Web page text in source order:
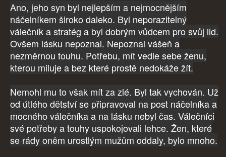
Ano, jeho syn byl nejlepším a nejmocnějším
náčelníkem široko daleko. Byl neporazitelný
válečník a stratég a byl dobrým vůdcem pro svůj lid.
Ovšem lásku nepoznal. Nepoznal vášeň a
nezměrnou touhu. Potřebu, mít vedle sebe ženu,
kterou miluje a bez které prostě nedokáže žít.
Nemohl mu to však mít za zlé. Byl tak vychován. Už
od útlého dětství se připravoval na post náčelníka a
mocného válečníka a na lásku nebyl čas. Válečníci
své potřeby a touhy uspokojovali lehce. Žen, které
se rády oněm urostlým mužům oddaly, bylo mnoho.